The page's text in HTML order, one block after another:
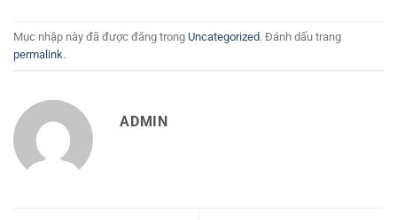
Mục nhập này đã được đăng trong Uncategorized. Đánh dấu trang
permalink.
ADMIN